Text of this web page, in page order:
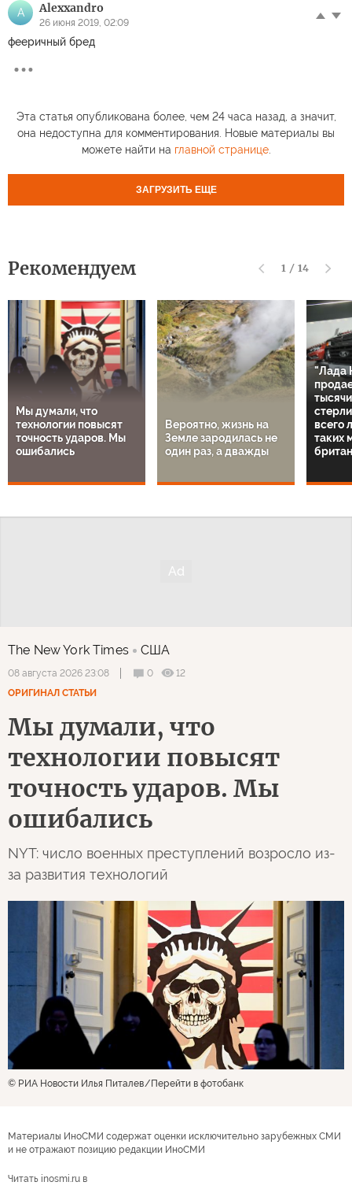
A Alexxandro
26 июня 2019, 02:09
фееричный бред
Эта статья опубликована более, чем 24 часа назад, а значит,
она недоступна для комментирования. Новые материалы вы
можете найти на главной странице.
ЗАГРУЗИТЬ ЕЩЕ
Рекомендуем 1 / 14
Мы думали, что
технологии повысят
точность ударов. Мы
ошибались
Вероятно, жизнь на
Земле зародилась не
один раз, а дважды
"Лада
всего
таких
The New York Times США
08 августа 2026 23:08 0
12
ОРИГИНАЛ СТАТЬИ
Мы думали, что
технологии повысят
точность ударов. Мы
ошибались
NYT: число военных преступлений возросло из-
за развития технологий
© РИА Новости Илья Питалев Перейти в фотобанк
Материалы ИноСМИ содержат оценки исключительно зарубежных СМИ
и не отражают позицию редакции ИноСМИ
Читать inosmi.ru в